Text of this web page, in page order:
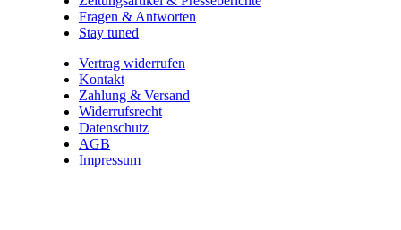
Fragen & Antworten
Stay tuned
Vertrag widerrufen
Kontakt
Zahlung & Versand
Widerrufsrecht
Datenschutz
AGB
Impressum